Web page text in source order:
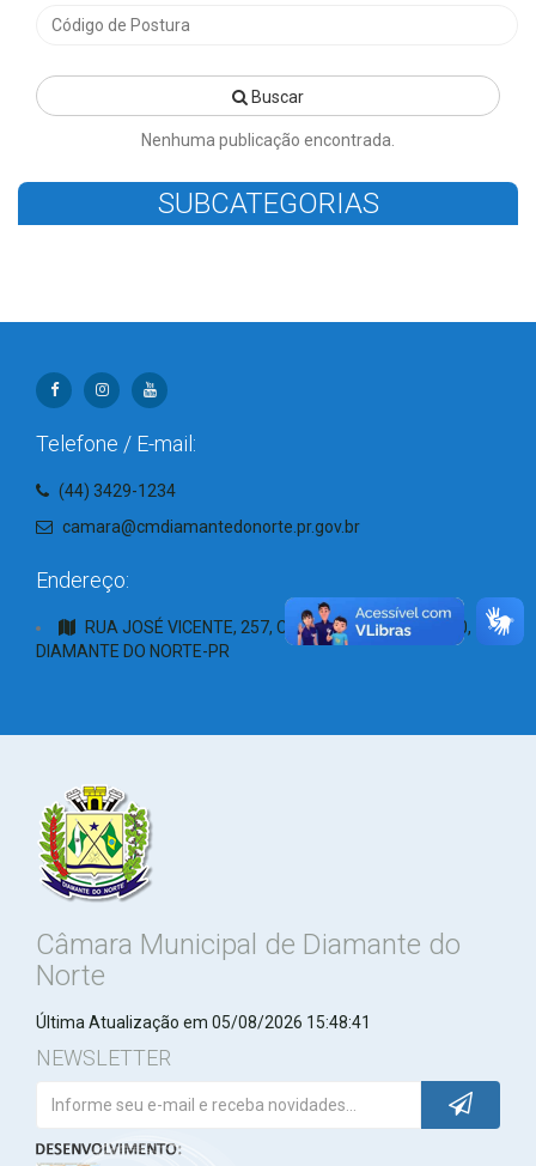
Buscar
Nenhuma publicação encontrada.
SUBCATEGORIAS
Telefone / E-mail:
(44) 3429-1234
camara@cmdiamantedonorte.pr.gov.br
Endereço:
RUA JOSÉ VICENTE, 257, CENTRO, CEP: 87990-000,
DIAMANTE DO NORTE-PR
Câmara Municipal de Diamante do
Norte
Última Atualização em 05/08/2026 15:48:41
NEWSLETTER